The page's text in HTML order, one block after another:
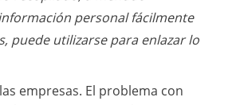
personal fácilmente
puede utilizarse para enlazar lo
empresas. El problema con